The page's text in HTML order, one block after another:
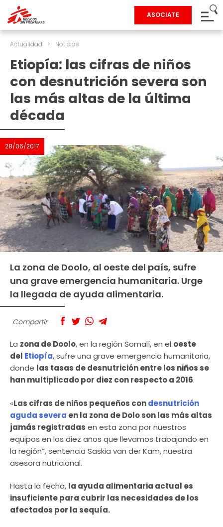
ASOCIATE
Actualidad > Noticias
Etiopía: las cifras de niños
con desnutrición severa son
las más altas de la última
década
28/06/2017
La zona de Doolo, al oeste del país, sufre
una grave emergencia humanitaria. Urge
la llegada de ayuda alimentaria.
Compartir
La zona de Doolo, en la región Somalí, en el oeste
del Etiopía, sufre una grave emergencia humanitaria,
donde las tasas de desnutrición entre los niños se
han multiplicado por diez con respecto a 2016.
«Las cifras de niños pequeños condesnutrición
aguda severa en la zona de Dolo son las más altas
jamás registradas en esta zona por nuestros
equipos en los diez años que llevamos trabajando en
la región”, sentencia Saskia van der Kam, nuestra
asesora nutricional.
Hasta la fecha, la ayuda alimentaria actual es
insuficiente para cubrir las necesidades de los
afectados por la sequía.